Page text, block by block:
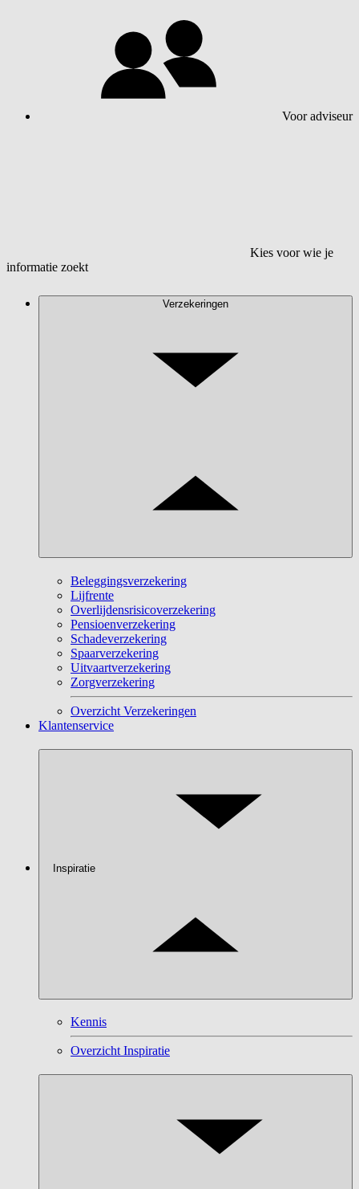
Voor adviseur
Kies voor wie je
informatie zoekt
Verzekeringen
Beleggingsverzekering
Lijfrente
Overlijdensrisicoverzekering
Pensioenverzekering
Schadeverzekering
Spaarverzekering
Uitvaartverzekering
Zorgverzekering
Overzicht Verzekeringen
Klantenservice
Inspiratie
Kennis
Overzicht Inspiratie